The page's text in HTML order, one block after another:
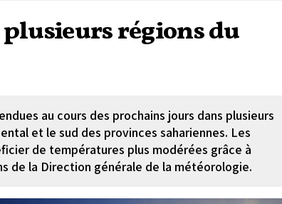
plusieurs régions du
au cours des prochains jours dans plusieurs
et le sud des provinces sahariennes. Les
de températures plus modérées grâce à
de la Direction générale de la météorologie.